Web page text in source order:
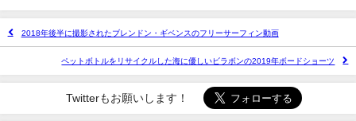
2018年後半に撮影されたブレンドン・ギベンスのフリーサーフィン動画
ペットボトルをリサイクルした海に優しいビラボンの2019年ボードショーツ
Twitterもお願いします！